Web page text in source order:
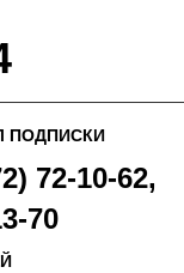
ПОДПИСКИ
72-10-62,
70